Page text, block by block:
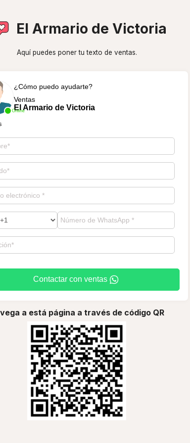
El Armario de Victoria
Aquí puedes poner tu texto de ventas.
Online
¿Cómo puedo ayudarte?
Ventas
El Armario de Victoria
Contactar con ventas
a está página a través de código QR